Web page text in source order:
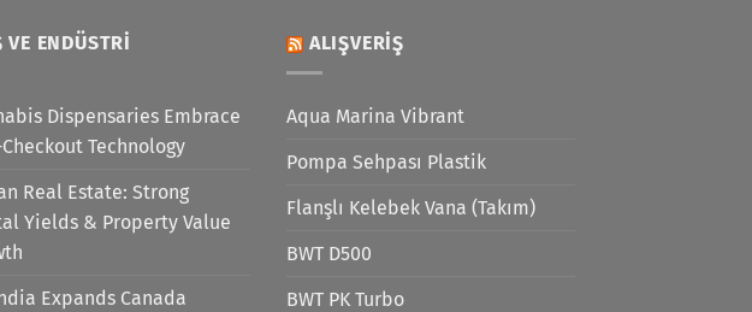
VE ENDÜSTRI
Dispensaries Embrace
Technology
Real Estate: Strong
Yields & Property Value
Expands Canada
ALIŞVERIŞ
Aqua Marina Vibrant
Pompa Sehpası Plastik
Flanşlı Kelebek Vana (Takım)
BWT D500
BWT PK Turbo